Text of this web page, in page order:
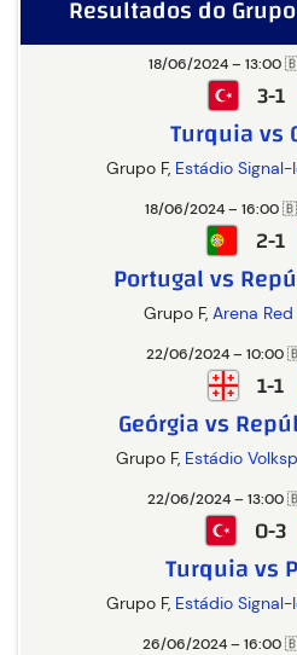
Resultados do
18/06/2024 – 13:00
Grupo F, Estádio
3-1
Turquia vs
18/06/2024 –
Grupo F, Arena
2-1
Portugal vs
22/06/2024 –
Grupo F, Estádio
1-1
Geórgia vs
22/06/2024 –
Grupo F, Estádio
0-3
Turquia vs
26/06/2024 –